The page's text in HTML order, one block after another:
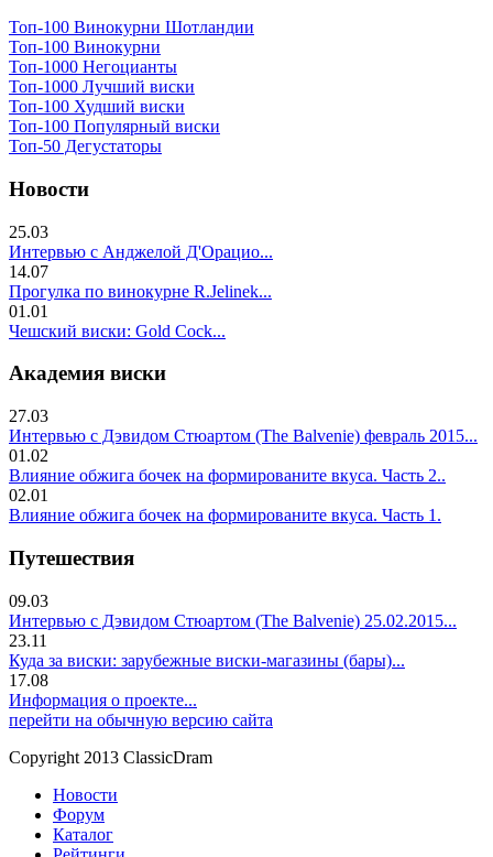
Топ-100 Винокурни Шотландии
Топ-100 Винокурни
Топ-1000 Негоцианты
Топ-1000 Лучший виски
Топ-100 Худший виски
Топ-100 Популярный виски
Топ-50 Дегустаторы
Новости
25.03
Интервью с Анджелой Д'Орацио...
14.07
Прогулка по винокурне R.Jelinek...
01.01
Чешский виски: Gold Cock...
Академия виски
27.03
Интервью с Дэвидом Стюартом (The Balvenie) февраль 2015...
01.02
Влияние обжига бочек на формированите вкуса. Часть 2..
02.01
Влияние обжига бочек на формированите вкуса. Часть 1.
Путешествия
09.03
Интервью с Дэвидом Стюартом (The Balvenie) 25.02.2015...
23.11
Куда за виски: зарубежные виски-магазины (бары)...
17.08
Информация о проекте...
перейти на обычную версию сайта
Copyright 2013 ClassicDram
Новости
Форум
Каталог